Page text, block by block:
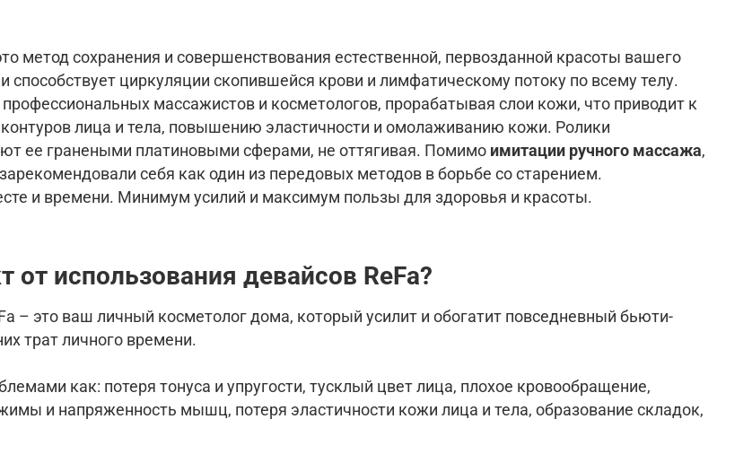
метод сохранения и совершенствования естественной, первозданной красоты вашего
циркуляции скопившейся крови и лимфатическому потоку по всему телу.
массажистов и косметологов, прорабатывая слои кожи, что приводит к
лица и тела, повышению эластичности и омолаживанию кожи. Ролики
ее гранеными платиновыми сферами, не оттягивая. Помимо имитации ручного массажа,
себя как один из передовых методов в борьбе со старением.
и времени. Минимум усилий и максимум пользы для здоровья и красоты.
от использования девайсов ReFa?
– это ваш личный косметолог дома, который усилит и обогатит повседневный бьюти-
трат личного времени.
как: потеря тонуса и упругости, тусклый цвет лица, плохое кровообращение,
и напряженность мышц, потеря эластичности кожи лица и тела, образование складок,